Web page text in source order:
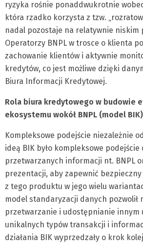
ryzyka rośnie ponaddwukrotnie
która rzadko korzysta z tzw.
nadal pozostaje na relatywnie niskim
Operatorzy BNPL w trosce o klienta
zachowanie klientów i aktywnie
kredytów, co jest możliwe dzięki
Biura Informacji Kredytowej.
Rola biura kredytowego w budowie
ekosystemu wokół BNPL (model BIK)
Kompleksowe podejście niezależnie
ideą BIK było kompleksowe podejście
przetwarzanych informacji nt. BNPL
prezentacji, aby zapewnić
z tego produktu w jego wielu
model standaryzacji danych pozwolił
przetwarzanie i udostępnianie innym
unikalnych typów transakcji i
działania BIK wyprzedzały o krok